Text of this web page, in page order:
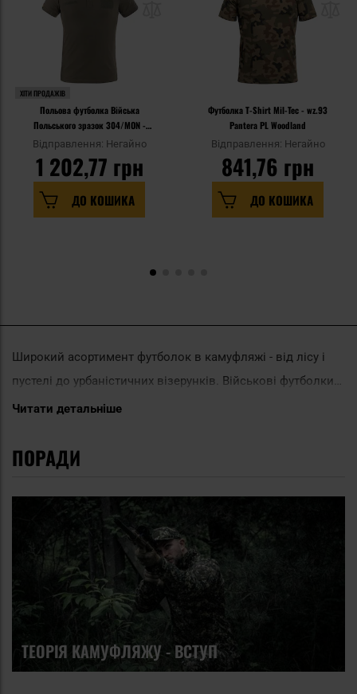
ХІТИ ПРОДАЖІВ
Польова футболка Війська
Польського зразок 304/MON -
wz.93 Pantera PL Woodland
Відправлення: Негайно
1 202,77 грн
ДО КОШИКА
Футболка T-Shirt Mil-Tec - wz.93
Pantera PL Woodland
Відправлення: Негайно
841,76 грн
ДО КОШИКА
Читати детальніше
Широкий асортимент футболок в камуфляжі - від лісу і
пустелі до урбаністичних візерунків. Військові футболки
цього типу доступні як в термо-, так і в бавовняному
нагоді теорія та історія камуфляжних візерунків.
ПОРАДИ
ТЕОРІЯ КАМУФЛЯЖУ - ВСТУП